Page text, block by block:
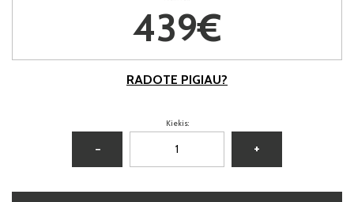
439€
RADOTE PIGIAU?
Kiekis:
− +